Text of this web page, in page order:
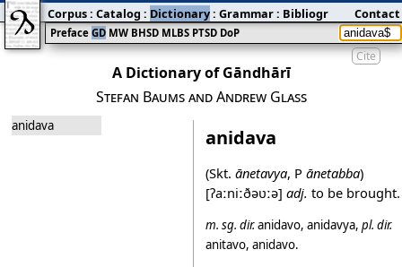
Cite
A Dictionary of Gāndhārī
Stefan Baums and Andrew Glass
anidava anidava
(Skt. ānetavya, P ānetabba)
[ʔaːniːðəʋːə] adj. to be brought.
m. sg. dir.anidavo, anidavya, pl. dir.
anitavo, anidavo.
Preface GD MW BHSD MLBS PTSD DoP
Corpus: Catalog : Dictionary: Grammar: Bibliography:Blog
Contact